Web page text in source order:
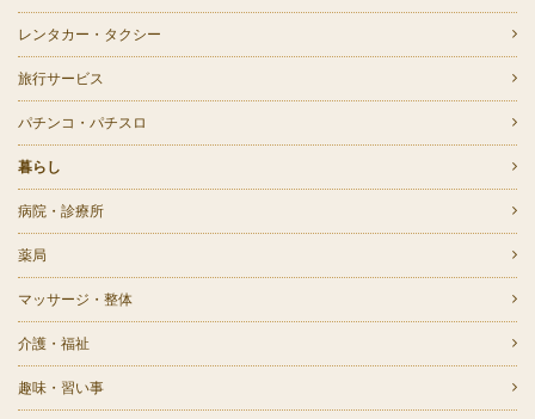
レンタカー・タクシー
旅行サービス
パチンコ・パチスロ
暮らし
病院・診療所
薬局
マッサージ・整体
介護・福祉
趣味・習い事